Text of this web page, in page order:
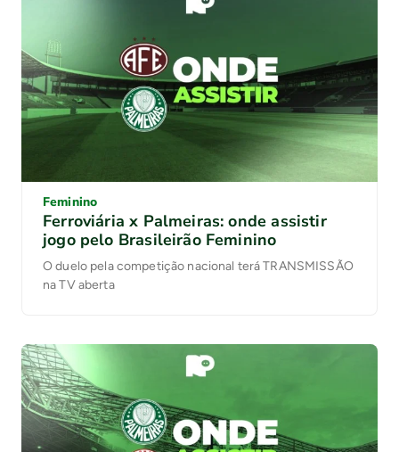
Feminino
Ferroviária x Palmeiras: onde assistir
jogo pelo Brasileirão Feminino
O duelo pela competição nacional terá TRANSMISSÃO
na TV aberta